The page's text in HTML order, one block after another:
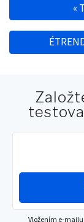
Post
«
Vložením e-